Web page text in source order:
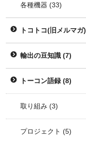
各種機器 (33)
トコトコ(旧メルマガ)
輸出の豆知識 (7)
トーコン語録 (8)
取り組み (3)
プロジェクト (5)